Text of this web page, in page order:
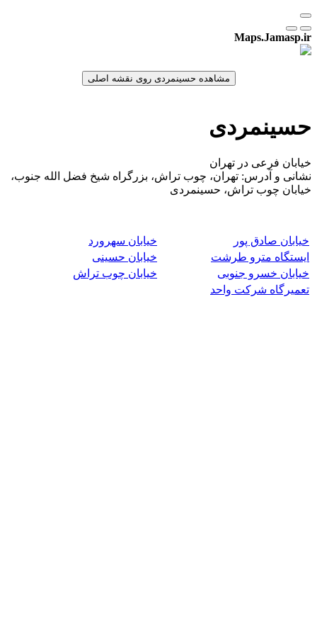
Maps.Jamasp.ir
حسینمردی
خیابان فرعی در تهران
نشانی و آدرس: تهران، چوب تراش، بزرگراه شیخ فضل الله جنوب،
خیابان چوب تراش، حسینمردی
خیابان صادق پور
خیابان سهرورد
ایستگاه مترو طرشت
خیابان حسینی
خیابان خسرو جنوبی
خیابان چوب تراش
تعمیرگاه شرکت واحد